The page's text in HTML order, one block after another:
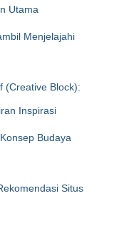
Utama
Menjelajahi
(Creative Block):
Inspirasi
Budaya
Situs